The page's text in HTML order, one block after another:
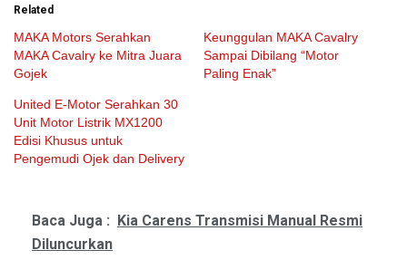
Related
MAKA Motors Serahkan
MAKA Cavalry ke Mitra Juara
Gojek
Keunggulan MAKA Cavalry
Sampai Dibilang “Motor
Paling Enak”
United E-Motor Serahkan 30
Unit Motor Listrik MX1200
Edisi Khusus untuk
Pengemudi Ojek dan Delivery
Baca Juga : Kia Carens Transmisi Manual Resmi
Diluncurkan